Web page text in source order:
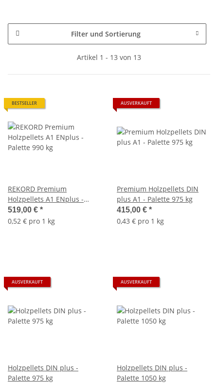
Filter und Sortierung
Artikel 1 - 13 von 13
BESTSELLER
REKORD Premium
Holzpellets A1 ENplus -
Palette 990 kg
519,00 € *
0,52 € pro 1 kg
AUSVERKAUFT
Premium Holzpellets DIN
plus A1 - Palette 975 kg
415,00 € *
0,43 € pro 1 kg
AUSVERKAUFT
Holzpellets DIN plus -
Palette 975 kg
AUSVERKAUFT
Holzpellets DIN plus -
Palette 1050 kg